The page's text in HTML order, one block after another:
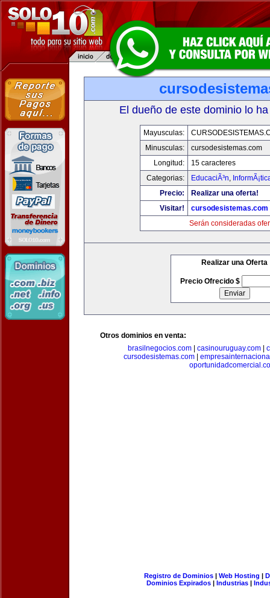
El dueño de este dominio lo
Mayusculas:
Minusculas:
cursodesistemas.com
Longitud:
15 caracteres
Categorias:
EducaciÃ³n,
Precio:
Realizar una oferta!
Visitar!
cursodesistemas.com
Serán consideradas
Realizar una Oferta
Precio Ofrecido $
Otros dominios en venta:
brasilnegocios.com| casinouruguay.com|
cursodesistemas.com
Registro de Dominios| Web Hosting |
Dominios Expirados | Industrias |